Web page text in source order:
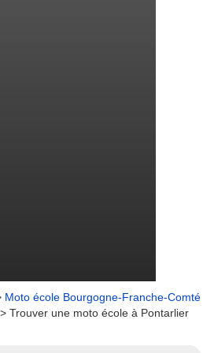
Moto école Bourgogne-Franche-Comté
> Trouver une moto école à Pontarlier